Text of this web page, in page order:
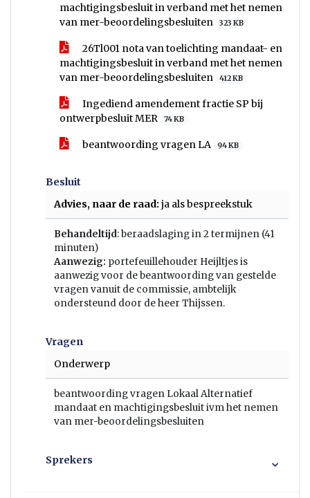
machtigingsbesluit in verband met het nemen
van mer-beoordelingsbesluiten
323 KB
26Tl001 nota van toelichting mandaat- en
machtigingsbesluit in verband met het nemen
van mer-beoordelingsbesluiten
412 KB
Ingediend amendement fractie SP bij
ontwerpbesluit MER
74 KB
beantwoording vragen LA 94 KB
Besluit
Advies, naar de raad: ja als bespreekstuk
Behandeltijd: beraadslaging in 2 termijnen (41
minuten)
Aanwezig: portefeuillehouder Heijltjes is
aanwezig voor de beantwoording van gestelde
vragen vanuit de commissie, ambtelijk
ondersteund door de heer Thijssen.
Vragen
Onderwerp
beantwoording vragen Lokaal Alternatief
mandaat en machtigingsbesluit ivm het nemen
van mer-beoordelingsbesluiten
Sprekers